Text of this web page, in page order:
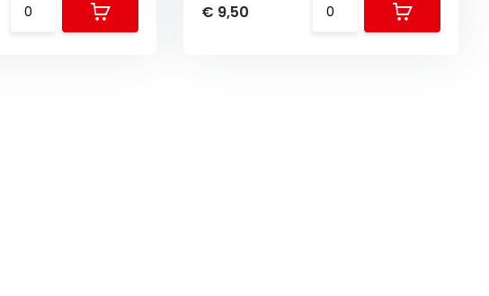
€ 9,50